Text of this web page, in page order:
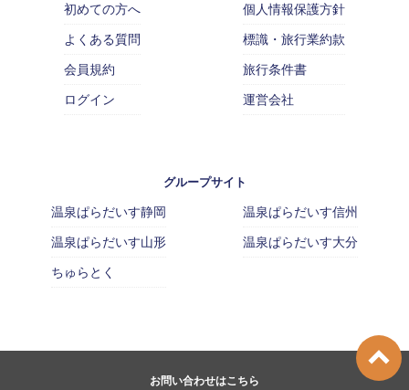
初めての方へ
よくある質問
会員規約
ログイン
個人情報保護方針
標識・旅行業約款
旅行条件書
運営会社
グループサイト
温泉ぱらだいす静岡
温泉ぱらだいす山形
ちゅらとく
温泉ぱらだいす信州
温泉ぱらだいす大分
お問い合わせはこちら